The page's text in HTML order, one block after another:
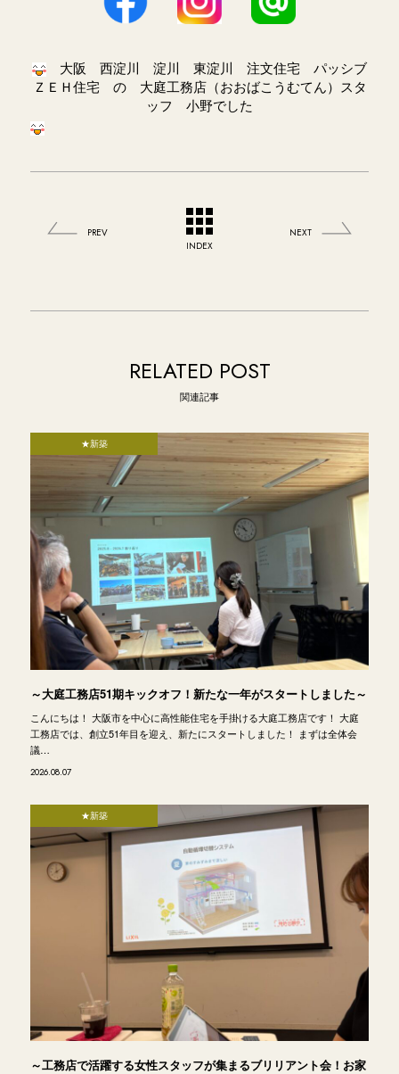
大阪 西淀川 淀川 東淀川 注文住宅 パッシブ
ＺＥＨ住宅 の 大庭工務店（おおばこうむてん）スタ
ッフ 小野でした
PREV
INDEX
NEXT
RELATED POST
関連記事
★新築
～大庭工務店51期キックオフ！新たな一年がスタートしました～
こんにちは！ 大阪市を中心に高性能住宅を手掛ける大庭工務店です！ 大庭
工務店では、創立51年目を迎え、新たにスタートしました！ まずは全体会
議…
2026.08.07
★新築
～工務店で活躍する女性スタッフが集まるブリリアント会！お家